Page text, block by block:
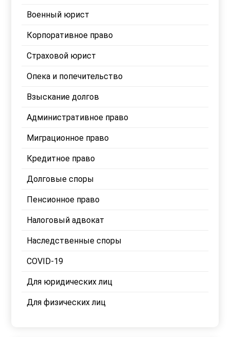
Военный юрист
Корпоративное право
Страховой юрист
Опека и попечительство
Взыскание долгов
Административное право
Миграционное право
Кредитное право
Долговые споры
Пенсионное право
Налоговый адвокат
Наследственные споры
COVID-19
Для юридических лиц
Для физических лиц